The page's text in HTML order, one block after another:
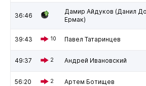
36:46
Дамир Айдуков (Данил
Ермак)
39:43 10 Павел Татаринцев
49:37 2 Андрей Ивановский
56:20 2 Артем Ботищев